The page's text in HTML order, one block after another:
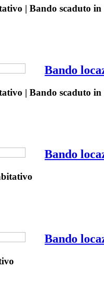
| Bando scaduto
Bando
| Bando scaduto
Bando
Bando